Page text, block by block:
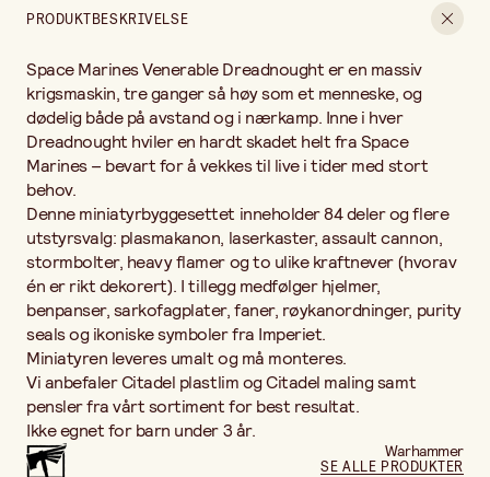
PRODUKTBESKRIVELSE
Space Marines Venerable Dreadnought er en massiv
krigsmaskin, tre ganger så høy som et menneske, og
dødelig både på avstand og i nærkamp. Inne i hver
Dreadnought hviler en hardt skadet helt fra Space
Marines – bevart for å vekkes til live i tider med stort
behov.
Denne miniatyrbyggesettet inneholder 84 deler og flere
utstyrsvalg: plasmakanon, laserkaster, assault cannon,
stormbolter, heavy flamer og to ulike kraftnever (hvorav
én er rikt dekorert). I tillegg medfølger hjelmer,
benpanser, sarkofagplater, faner, røykanordninger, purity
seals og ikoniske symboler fra Imperiet.
Miniatyren leveres umalt og må monteres.
Vi anbefaler Citadel plastlim og Citadel maling samt
pensler fra vårt sortiment for best resultat.
Ikke egnet for barn under 3 år.
Warhammer
SE ALLE PRODUKTER